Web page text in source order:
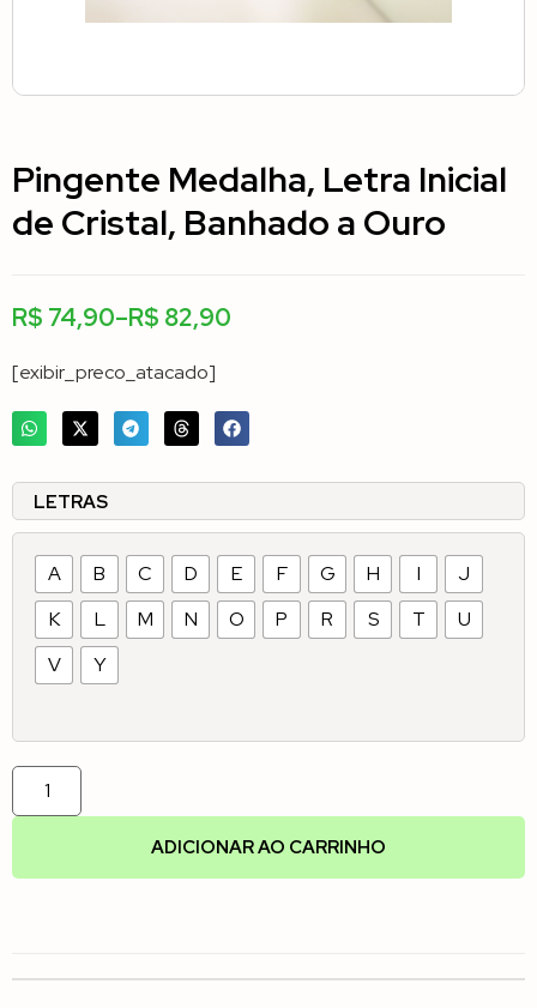
Pingente Medalha, Letra Inicial
de Cristal, Banhado a Ouro
R$ 74,90–R$ 82,90
[exibir_preco_atacado]
LETRAS
A B C D E F G H I
J
K
L M N O P R S T
U
V
Y
ADICIONAR AO CARRINHO